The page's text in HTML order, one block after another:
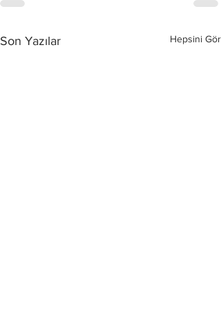
Son Yazılar Hepsini Gör